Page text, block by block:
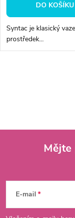
DO KOŠÍKU
Syntac je klasický
prostředek...
a
Mějte
E-mail